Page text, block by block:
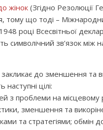
жінок (Згідно Резолюції
тому що тоді –
році Всесвітньої
символічний зв’язок
до зменшення та
наступні цілі:
з проблеми на місцевому
зменшення та
та стратегіями; обмін